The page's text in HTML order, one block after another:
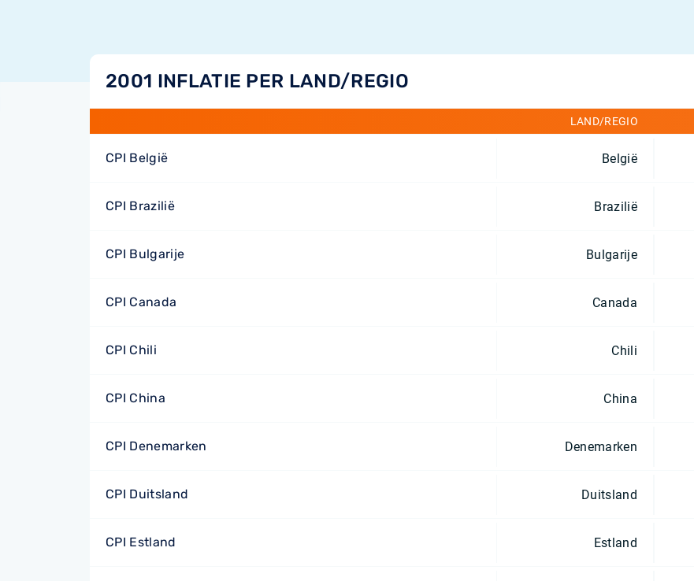
2001 INFLATIE PER LAND/REGIO
LAND/REGIO
CPI België België
CPI Brazilië Brazilië
CPI Bulgarije Bulgarije
CPI Canada Canada
CPI Chili Chili
CPI China China
CPI Denemarken Denemarken
CPI Duitsland Duitsland
CPI Estland Estland